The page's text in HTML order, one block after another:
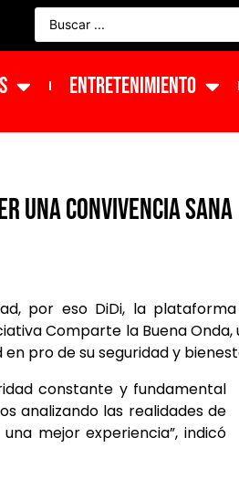
ENTRETENIMIENTO
una convivencia sana
por eso DiDi, la
Comparte la Buena Onda,
pro de su seguridad y
constante y fundamental
analizando las realidades de
mejor experiencia”, indicó